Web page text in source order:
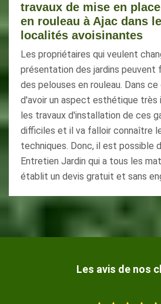
travaux de mise en
en rouleau à Ajac dans
localités avoisinantes
Les propriétaires qui veulent
présentation des jardins peuvent
des pelouses en rouleau. Dans
d'avoir un aspect esthétique très
les travaux d'installation de ces
difficiles et il va falloir connaître
techniques. Donc, il est possible
Entretien Jardin qui a tous les
établit un devis gratuit et sans
Les avis de nos